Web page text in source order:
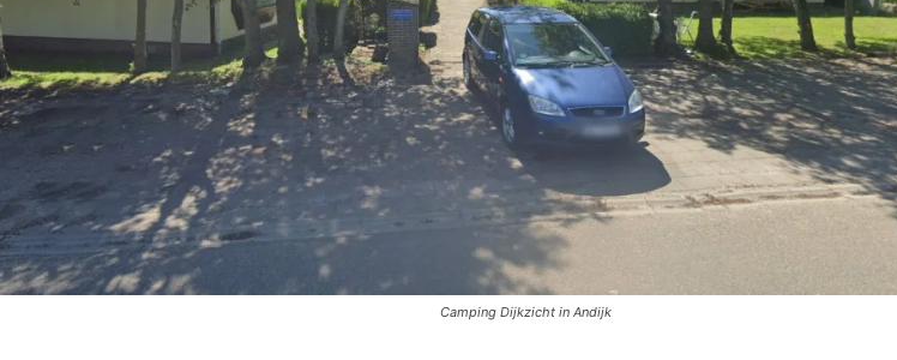
Camping Dijkzicht in Andijk